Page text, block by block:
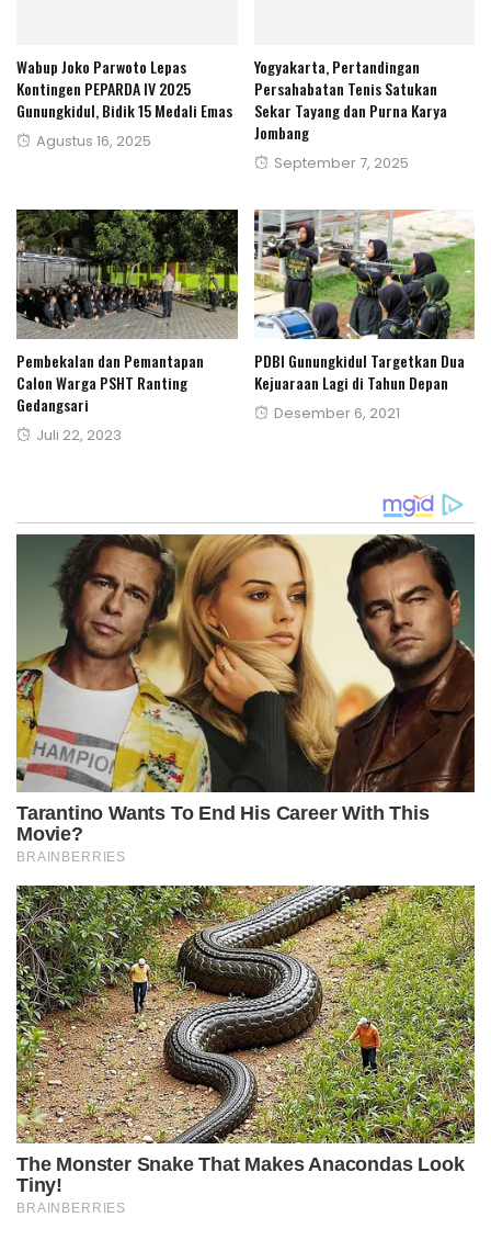
Wabup Joko Parwoto Lepas
Kontingen PEPARDA IV 2025
Gunungkidul, Bidik 15 Medali Emas
Posted
Agustus 16, 2025
Yogyakarta, Pertandingan
Persahabatan Tenis Satukan
Sekar Tayang dan Purna Karya
Jombang
Posted
September 7, 2025
Pembekalan dan Pemantapan
Calon Warga PSHT Ranting
Gedangsari
Posted
Juli 22, 2023
PDBI Gunungkidul Targetkan Dua
Kejuaraan Lagi di Tahun Depan
Posted
Desember 6, 2021